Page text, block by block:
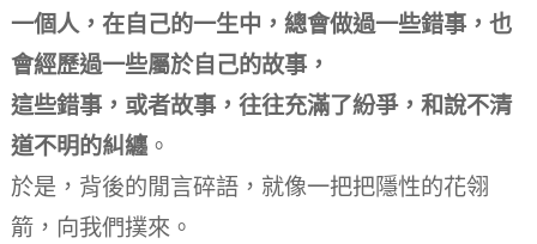
一個人，在自己的一生中，總會做過一些錯事，也
會經歷過一些屬於自己的故事，
這些錯事，或者故事，往往充滿了紛爭，和說不清
道不明的糾纏 。
於是，背後的閒言碎語，就像一把把隱性的花翎
箭，向我們撲來。